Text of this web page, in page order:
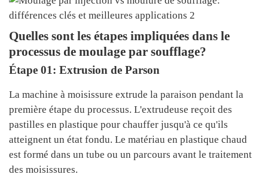
Quelles sont les étapes impliquées dans le
processus de moulage par soufflage?
Étape 01: Extrusion de Parson
La machine à moisissure extrude la paraison pendant la
première étape du processus. L'extrudeuse reçoit des
pastilles en plastique pour chauffer jusqu'à ce qu'ils
atteignent un état fondu. Le matériau en plastique chaud
est formé dans un tube ou un parcours avant le traitement
des moisissures.